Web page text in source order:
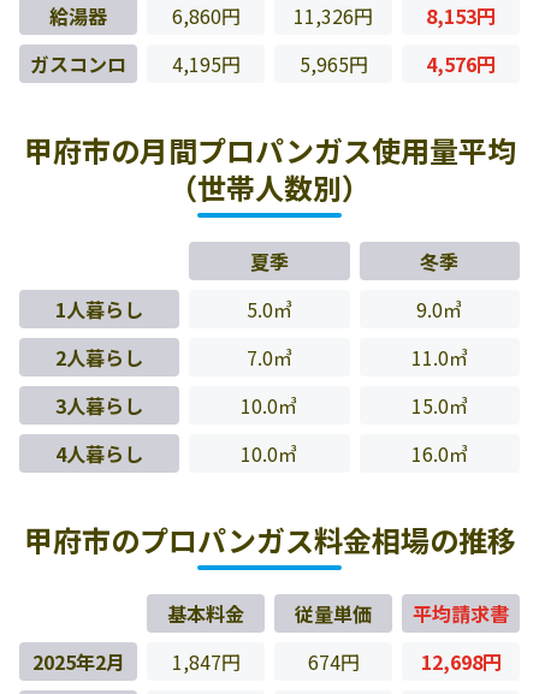
給湯器
6,860円 11,326円
8,153円
ガスコンロ
4,195円 5,965円 4,576円
甲府市の月間プロパンガス使用量平均
（世帯人数別）
夏季
冬季
1人暮らし
5.0㎥
9.0㎥
2人暮らし
7.0㎥
11.0㎥
3人暮らし
10.0㎥
15.0㎥
4人暮らし
10.0㎥ 16.0㎥
甲府市のプロパンガス料金相場の推移
基本料金 従量単価
平均請求書
2025年2月
1,847円 674円
12,698円